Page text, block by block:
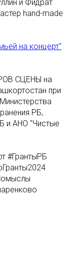
и Фидрат
hand-made
на концерт"
СЦЕНЫ на
при
РБ,
и АНО "Чистые
#ГрантыРБ